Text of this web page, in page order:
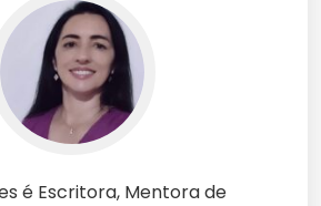
é Escritora, Mentora de